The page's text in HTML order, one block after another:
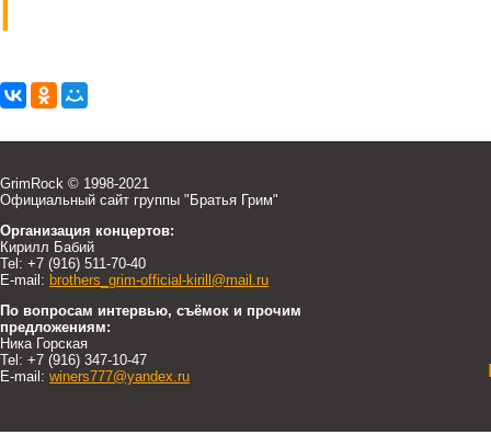
GrimRock © 1998-2021
Официальный сайт группы "Братья Грим"
Организация концертов:
Кирилл Бабий
Tel: +7 (916) 511-70-40
E-mail: brothers_grim-official-kirill@mail.ru
По вопросам интервью, съёмок и прочим
предложениям:
Ника Горская
Tel: +7 (916) 347-10-47
E-mail: winers777@yandex.ru